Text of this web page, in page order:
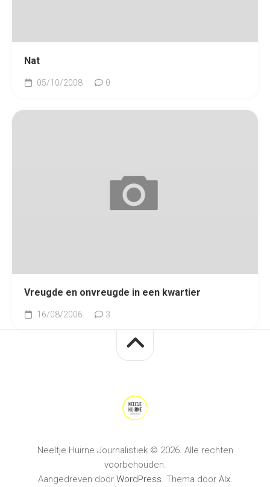
Nat
05/10/2008 0
Vreugde en onvreugde in een kwartier
16/08/2006 3
Neeltje Huirne Journalistiek © 2026. Alle rechten
voorbehouden.
Aangedreven door WordPress. Thema door Alx.